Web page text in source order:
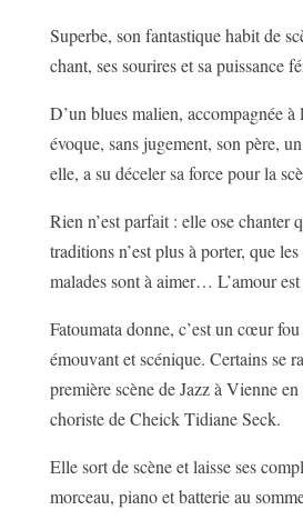
Superbe, son fantastique habit de
chant, ses sourires et sa puissance
D’un blues malien, accompagnée à
évoque, sans jugement, son père,
elle, a su déceler sa force pour la
Rien n’est parfait : elle ose chanter
traditions n’est plus à porter, que
malades sont à aimer… L’amour
Fatoumata donne, c’est un cœur
émouvant et scénique. Certains se
première scène de Jazz à Vienne
choriste de Cheick Tidiane Seck.
Elle sort de scène et laisse ses
morceau, piano et batterie au